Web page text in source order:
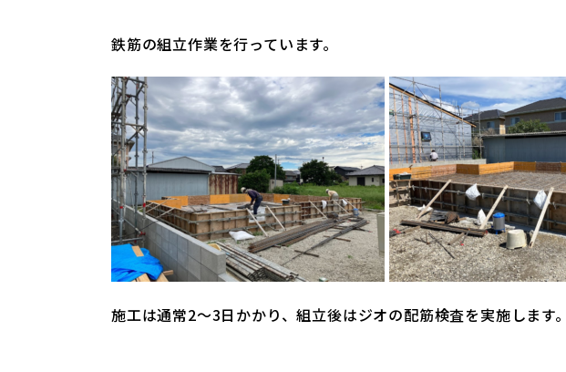
鉄筋の組立作業を行っています。
施工は通常2～3日かかり、組立後はジオの配筋検査を実施します。